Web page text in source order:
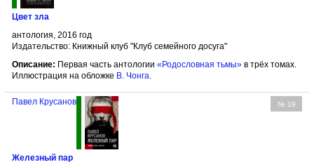
Цвет зла
антология, 2016 год
Издательство: Книжный клуб "Клуб семейного досуга"
Описание: Первая часть антологии «Родословная тьмы» в трёх томах.
Иллюстрация на обложке В. Чонга.
№ 19
Павел Крусанов
Железный пар